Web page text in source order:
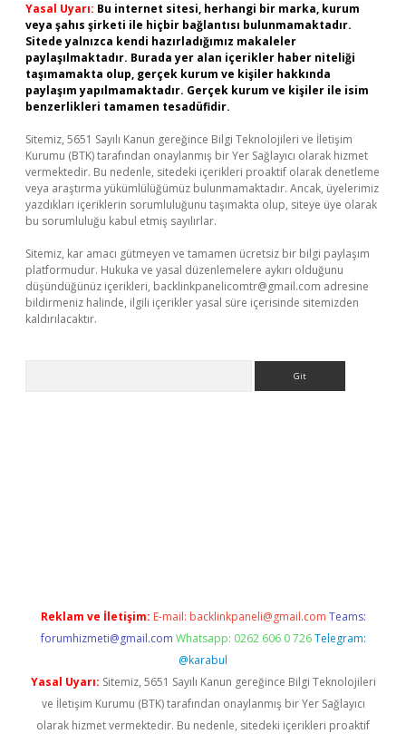
Yasal Uyarı: Bu internet sitesi, herhangi bir marka, kurum
veya şahıs şirketi ile hiçbir bağlantısı bulunmamaktadır.
Sitede yalnızca kendi hazırladığımız makaleler
paylaşılmaktadır. Burada yer alan içerikler haber niteliği
taşımamakta olup, gerçek kurum ve kişiler hakkında
paylaşım yapılmamaktadır. Gerçek kurum ve kişiler ile isim
benzerlikleri tamamen tesadüfidir.
Sitemiz, 5651 Sayılı Kanun gereğince Bilgi Teknolojileri ve İletişim
Kurumu (BTK) tarafından onaylanmış bir Yer Sağlayıcı olarak hizmet
vermektedir. Bu nedenle, sitedeki içerikleri proaktif olarak denetleme
veya araştırma yükümlülüğümüz bulunmamaktadır. Ancak, üyelerimiz
yazdıkları içeriklerin sorumluluğunu taşımakta olup, siteye üye olarak
bu sorumluluğu kabul etmiş sayılırlar.
Sitemiz, kar amacı gütmeyen ve tamamen ücretsiz bir bilgi paylaşım
platformudur. Hukuka ve yasal düzenlemelere aykırı olduğunu
düşündüğünüz içerikleri, backlinkpanelicomtr@gmail.com adresine
bildirmeniz halinde, ilgili içerikler yasal süre içerisinde sitemizden
kaldırılacaktır.
Reklam ve İletişim: E-mail: backlinkpaneli@gmail.com Teams:
forumhizmeti@gmail.com Whatsapp: 0262 606 0 726 Telegram:
@karabul
Yasal Uyarı: Sitemiz, 5651 Sayılı Kanun gereğince Bilgi Teknolojileri
ve İletişim Kurumu (BTK) tarafından onaylanmış bir Yer Sağlayıcı
olarak hizmet vermektedir. Bu nedenle, sitedeki içerikleri proaktif